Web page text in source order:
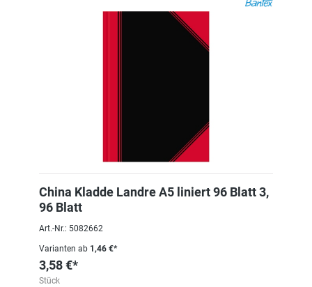
China Kladde Landre A5 liniert 96 Blatt 3,
96 Blatt
Art.-Nr.: 5082662
Varianten ab 1,46 €*
3,58 €*
Stück